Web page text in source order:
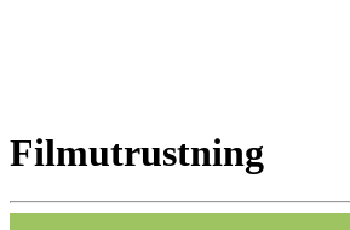
Filmutrustning